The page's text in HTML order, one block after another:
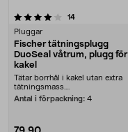
14recensioner
Pluggar
Fischer tätningsplugg
DuoSeal våtrum, plugg för
kakel
Tätar borrhål i kakel utan extra
tätningsmass....
Antal i förpackning: 4
4.5 av 5 stjärnor